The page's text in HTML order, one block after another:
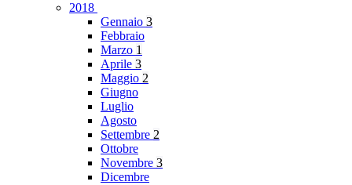
2018
Gennaio 3
Febbraio
Marzo 1
Aprile 3
Maggio 2
Giugno
Luglio
Agosto
Settembre 2
Ottobre
Novembre 3
Dicembre